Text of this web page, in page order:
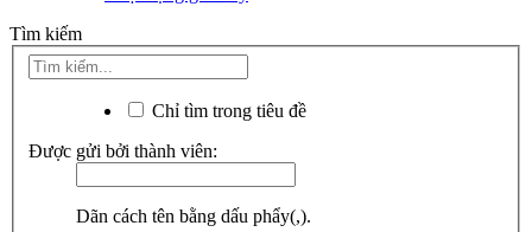
Tìm kiếm
Chỉ tìm trong tiêu đề
Được gửi bởi thành viên:
Dãn cách tên bằng dấu phẩy(,).